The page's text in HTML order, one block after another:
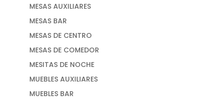
MESAS AUXILIARES
MESAS BAR
MESAS DE CENTRO
MESAS DE COMEDOR
MESITAS DE NOCHE
MUEBLES AUXILIARES
MUEBLES BAR